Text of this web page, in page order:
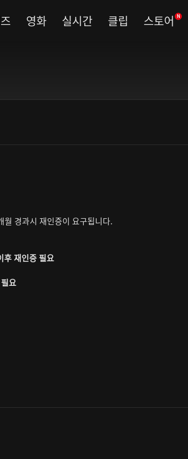
영화 실시간 클립 스토어 N
월 경과시 재인증이 요구됩니다.
후 재인증 필요
요